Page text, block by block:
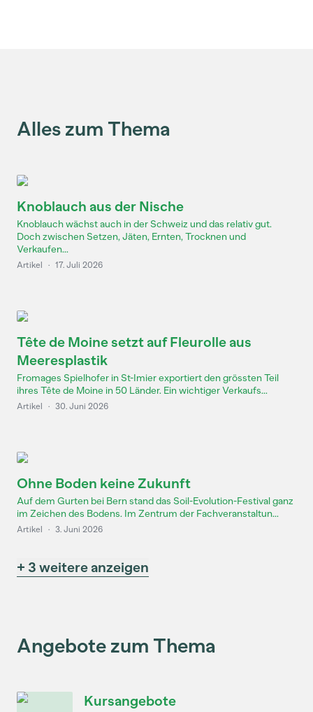
Alles zum Thema
Knoblauch aus der Nische
Knoblauch wächst auch in der Schweiz und das relativ gut.
Doch zwischen Setzen, Jäten, Ernten, Trocknen und
Verkaufen...
Artikel · 17. Juli 2026
Tête de Moine setzt auf Fleurolle aus
Meeresplastik
Fromages Spielhofer in St-Imier exportiert den grössten Teil
ihres Tête de Moine in 50 Länder. Ein wichtiger Verkaufs...
Artikel · 30. Juni 2026
Ohne Boden keine Zukunft
Auf dem Gurten bei Bern stand das Soil-Evolution-Festival ganz
im Zeichen des Bodens. Im Zentrum der Fachveranstaltun...
Artikel · 3. Juni 2026
+ 3 weitere anzeigen
Angebote zum Thema
Kursangebote